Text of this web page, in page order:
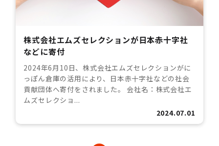
株式会社エムズセレクションが日本赤十字社
などに寄付
2024年6月10日、株式会社エムズセレクションがに
っぽん倉庫の活用により、日本赤十字社などの社会
貢献団体へ寄付をされました。 会社名：株式会社エ
ムズセレクショ...
2024.07.01